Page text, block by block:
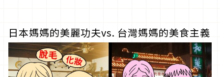
日本媽媽的美麗功夫vs. 台灣媽媽的美食主義